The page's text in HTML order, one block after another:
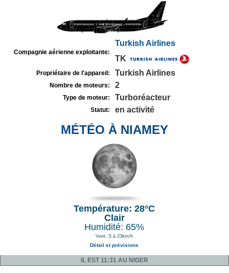
Compagnie aérienne exploitante:
Turkish Airlines
TK
Propriétaire de l'appareil: Turkish Airlines
Nombre de moteurs: 2
Type de moteur: Turboréacteur
Statut: en activité
MÉTÉO À NIAMEY
Température: 28°C
Clair
Humidité: 65%
Vent: S à 23km/h
Détail et prévisions
IL EST 11:31 AU NIGER